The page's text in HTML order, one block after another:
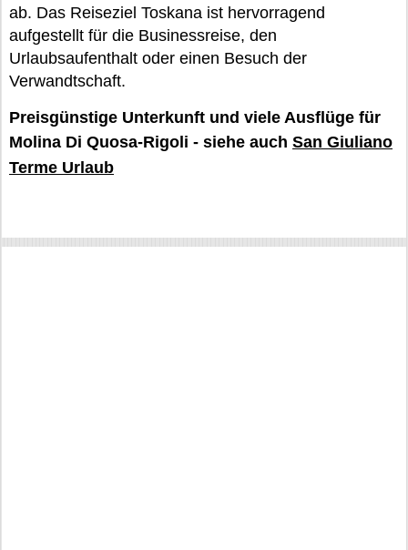
ab. Das Reiseziel Toskana ist hervorragend
aufgestellt für die Businessreise, den
Urlaubsaufenthalt oder einen Besuch der
Verwandtschaft.
Preisgünstige Unterkunft und viele Ausflüge für
Molina Di Quosa-Rigoli - siehe auch San Giuliano
Terme Urlaub